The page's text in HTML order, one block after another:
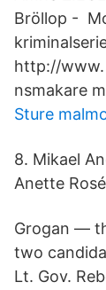
Bröllop -
http://
nsmakare
Sture
8. Mikael
Anette
Grogan —
two
Lt. Gov.